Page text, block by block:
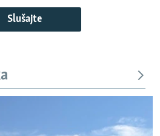
Slušajte